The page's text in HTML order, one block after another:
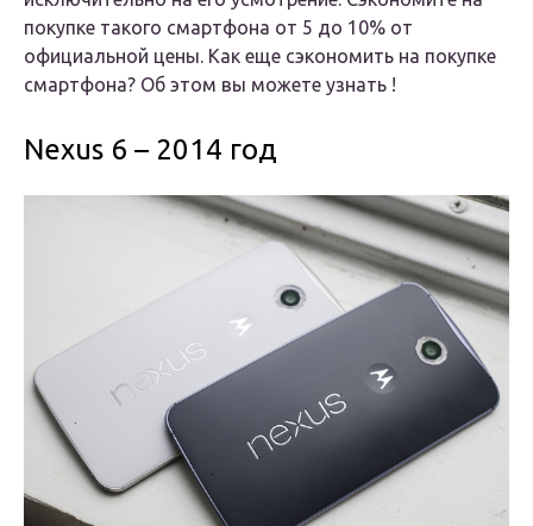
покупке такого смартфона от 5 до 10% от
официальной цены. Как еще сэкономить на покупке
смартфона? Об этом вы можете узнать !
Nexus 6 – 2014 год